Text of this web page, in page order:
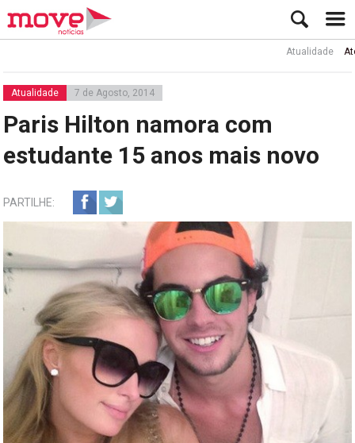
Atualidade Ator Rui
Atualidade 7 de Agosto, 2014
Paris Hilton namora com
estudante 15 anos mais novo
PARTILHE: